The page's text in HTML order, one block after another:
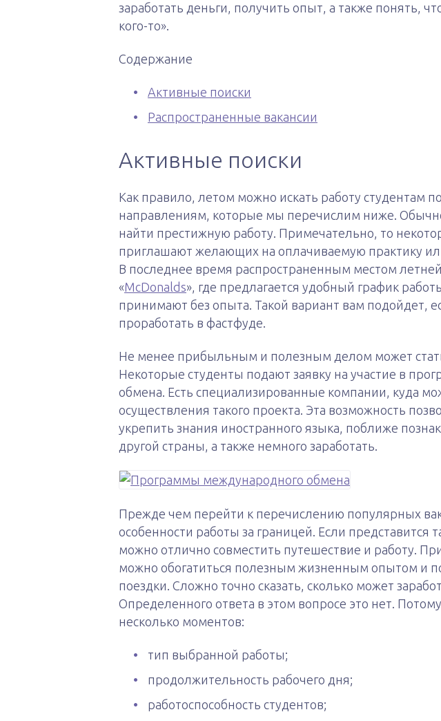
заработать деньги, получить опыт, а также понять,
кого-то».
Содержание
Активные поиски
Распространенные вакансии
Активные поиски
Как правило, летом можно искать работу студентам
направлениям, которые мы перечислим ниже.
найти престижную работу. Примечательно, то
приглашают желающих на оплачиваемую практику
В последнее время распространенным местом
«McDonalds», где предлагается удобный график
принимают без опыта. Такой вариант вам подойдет,
проработать в фастфуде.
Не менее прибыльным и полезным делом может
Некоторые студенты подают заявку на участие в
обмена. Есть специализированные компании, куда
осуществления такого проекта. Эта возможность
укрепить знания иностранного языка, поближе
другой страны, а также немного заработать.
Прежде чем перейти к перечислению популярных
особенности работы за границей. Если представится
можно отлично совместить путешествие и работу.
можно обогатиться полезным жизненным опытом и
поездки. Сложно точно сказать, сколько может
Определенного ответа в этом вопросе это нет.
несколько моментов:
тип выбранной работы;
продолжительность рабочего дня;
работоспособность студентов;